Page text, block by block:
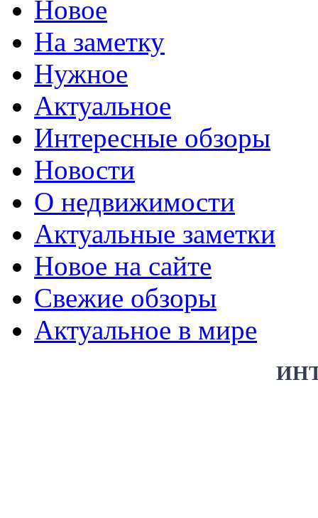
Новое
На заметку
Нужное
Актуальное
Интересные обзоры
Новости
О недвижимости
Актуальные заметки
Новое на сайте
Свежие обзоры
Актуальное в мире